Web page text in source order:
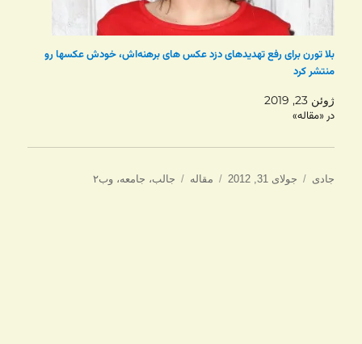
بلا تورن برای رفع تهدیدهای دزد عکس های برهنه‌اش، خودش عکسها رو
منتشر کرد
ژوئن 23, 2019
در «مقاله»
نویسنده
جادی
ارسال
جولای 31, 2012 دسته‌ها
مقاله برچسب‌ها
جالب، جامعه،وب۲